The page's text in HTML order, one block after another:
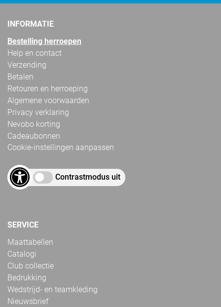
INFORMATIE
Bestelling herroepen
Help en contact
Verzending
Betalen
Retouren en herroeping
Algemene voorwaarden
Privacy verklaring
Nevobo korting
Cadeaubonnen
Cookie-instellingen aanpassen
Contrastmodus uit
SERVICE
Maattabellen
Catalogi
Club collectie
Bedrukking
Wedstrijd- en teamkleding
Nieuwsbrief